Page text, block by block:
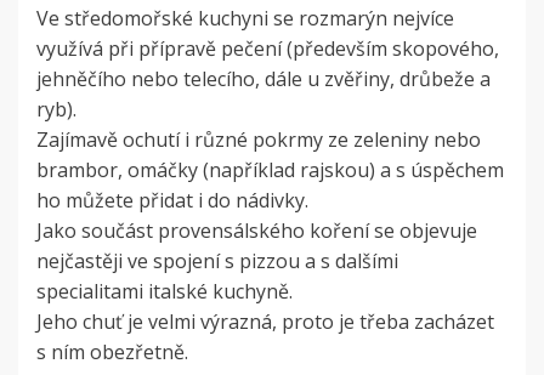
Ve středomořské kuchyni se rozmarýn nejvíce
využívá při přípravě pečení (především skopového,
jehněčího nebo telecího, dále u zvěřiny, drůbeže a
ryb).
Zajímavě ochutí i různé pokrmy ze zeleniny nebo
brambor, omáčky (například rajskou) a s úspěchem
ho můžete přidat i do nádivky.
Jako součást provensálského koření se objevuje
nejčastěji ve spojení s pizzou a s dalšími
specialitami italské kuchyně.
Jeho chuť je velmi výrazná, proto je třeba zacházet
s ním obezřetně.